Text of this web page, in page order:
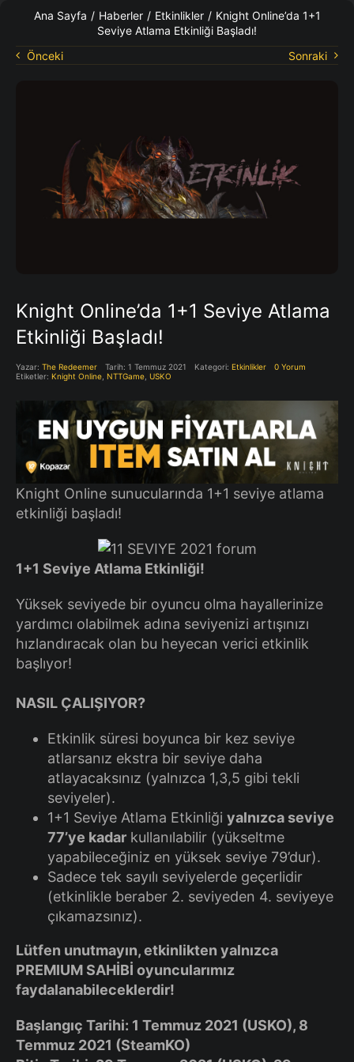
KO Rehberleri
Ana Sayfa / Haberler / Etkinlikler / Knight Online’da 1+1
Seviye Atlama Etkinliği Başladı!
Önceki
Sonraki
Knight Online’da 1+1 Seviye Atlama
Etkinliği Başladı!
Yazar: The Redeemer Tarih: 1 Temmuz 2021 Kategori: Etkinlikler
0 Yorum
Etiketler: Knight Online NTTGame USKO
Knight Online sunucularında 1+1 seviye atlama
etkinliği başladı!
1+1 Seviye Atlama Etkinliği!
Yüksek seviyede bir oyuncu olma hayallerinize
yardımcı olabilmek adına seviyenizi artışınızı
hızlandıracak olan bu heyecan verici etkinlik
başlıyor!
NASIL ÇALIŞIYOR?
Etkinlik süresi boyunca bir kez seviye
atlarsanız ekstra bir seviye daha
atlayacaksınız (yalnızca 1,3,5 gibi tekli
seviyeler).
1+1 Seviye Atlama Etkinliği yalnızca seviye
77’ye kadar kullanılabilir (yükseltme
yapabileceğiniz en yüksek seviye 79’dur).
Sadece tek sayılı seviyelerde geçerlidir
(etkinlikle beraber 2. seviyeden 4. seviyeye
çıkamazsınız).
Lütfen unutmayın, etkinlikten yalnızca
PREMIUM SAHİBİ oyuncularımız
faydalanabileceklerdir!
Başlangıç Tarihi: 1 Temmuz 2021 (USKO), 8
Temmuz 2021 (SteamKO)